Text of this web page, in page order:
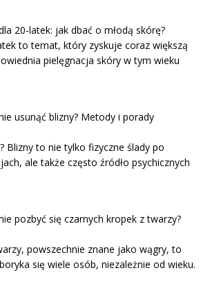
20-latek: jak dbać o młodą skórę?
to temat, który zyskuje coraz większą
pielęgnacja skóry w tym wieku
usunąć blizny? Metody i porady
Blizny to nie tylko fizyczne ślady po
ale także często źródło psychicznych
pozbyć się czarnych kropek z twarzy?
powszechnie znane jako wągry, to
się wiele osób, niezależnie od wieku.